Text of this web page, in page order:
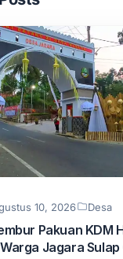
10, 2026 Desa
Pakuan KDM
Jagara